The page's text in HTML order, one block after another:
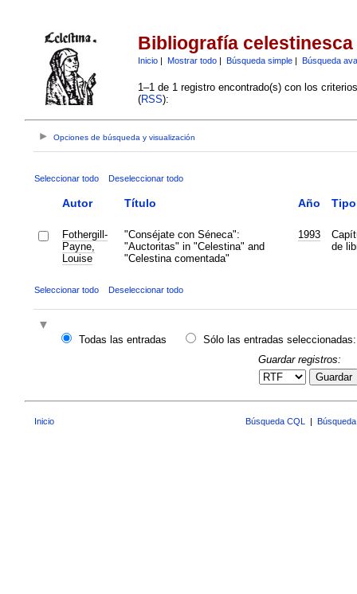
Bibliografía celestinesca
Inicio| Mostrar todo| Búsqueda simple| Búsqueda
1–1 de 1 registro encontrado(s) con los
(RSS):
Opciones de búsqueda y visualización
Seleccionar todo Deseleccionar todo
Autor Título Año Tipo
Fothergill-
Payne,
Louise
"Conséjate con Séneca":
"Auctoritas" in "Celestina" and
"Celestina comentada"
1993
de
Seleccionar todo Deseleccionar todo
Todas las entradas
Sólo las entradas seleccionadas:
Guardar registros:
Guardar
Inicio Búsqueda CQL